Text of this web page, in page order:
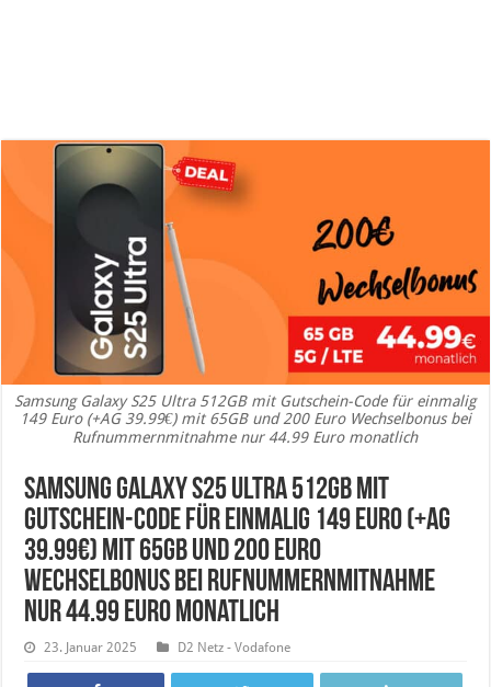
Samsung Galaxy S25 Ultra 512GB mit Gutschein-Code für einmalig
149 Euro (+AG 39.99€) mit 65GB und 200 Euro Wechselbonus bei
Rufnummernmitnahme nur 44.99 Euro monatlich
Samsung Galaxy S25 Ultra 512GB mit
Gutschein-Code für einmalig 149 Euro (+AG
39.99€) mit 65GB und 200 Euro
Wechselbonus bei Rufnummernmitnahme
nur 44.99 Euro monatlich
23. Januar 2025 D2 Netz - Vodafone